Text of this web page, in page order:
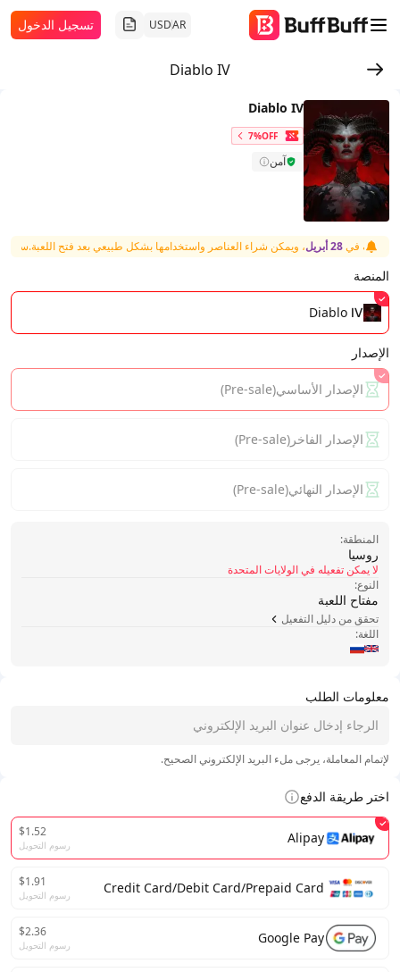
AR
USD تسجيل الدخول
Diablo IV
معلومات الطلب
لإتمام المعاملة، يرجى ملء البريد الإلكتروني الصحيح.
اختر طريقة الدفع
Alipay
$1.52
رسوم التحويل
Credit Card/Debit Card/Prepaid Card
$1.91
رسوم التحويل
Google Pay
$2.36
رسوم التحويل
Diablo IV
7%OFF
آمن
في28 أبريل ، ويمكن شراء العناصر واستخدامها بشكل طبيعي بعد فتح اللعبة.ستفتح
المنصة
Diablo Ⅳ
الإصدار
الإصدار الأساسي(Pre-sale)
الإصدار الفاخر(Pre-sale)
الإصدار النهائي(Pre-sale)
المنطقة:
روسيا
لا يمكن تفعيله في الولايات المتحدة
النوع:
مفتاح اللعبة
تحقق من دليل التفعيل
اللغة: